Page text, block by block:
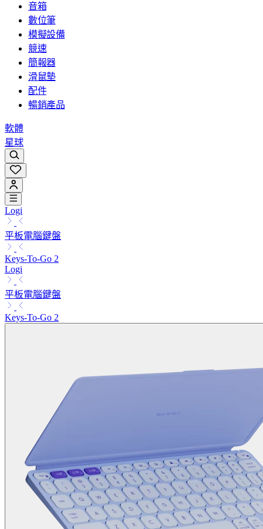
音箱
數位筆
模擬設備
競速
簡報器
滑鼠墊
配件
暢銷產品
軟體
星球
Logi
平板電腦鍵盤
Keys-To-Go 2
Logi
平板電腦鍵盤
Keys-To-Go 2